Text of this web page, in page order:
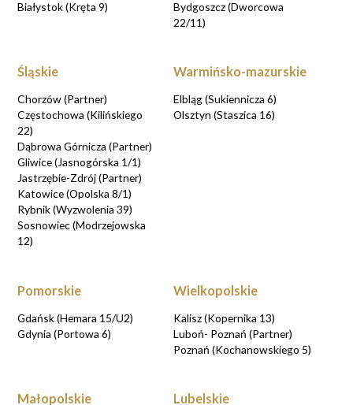
Białystok (Kręta 9)
Bydgoszcz (Dworcowa
22/11)
Śląskie
Chorzów (Partner)
Częstochowa (Kilińskiego
22)
Dąbrowa Górnicza (Partner)
Gliwice (Jasnogórska 1/1)
Jastrzębie-Zdrój (Partner)
Katowice (Opolska 8/1)
Rybnik (Wyzwolenia 39)
Sosnowiec (Modrzejowska
12)
Warmińsko-mazurskie
Elbląg (Sukiennicza 6)
Olsztyn (Staszica 16)
Pomorskie
Gdańsk (Hemara 15/U2)
Gdynia (Portowa 6)
Wielkopolskie
Kalisz (Kopernika 13)
Luboń- Poznań (Partner)
Poznań (Kochanowskiego 5)
Małopolskie Lubelskie